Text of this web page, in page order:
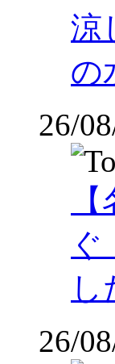
涼
の
26/
し
26/